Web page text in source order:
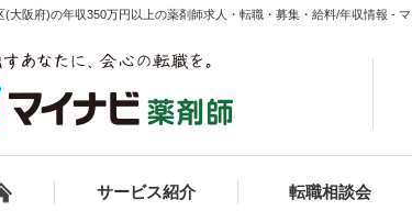
(大阪府)の年収350万円以上の薬剤師求人・転職・募集・給料/年収情報 -
サービス紹介 転職相談会